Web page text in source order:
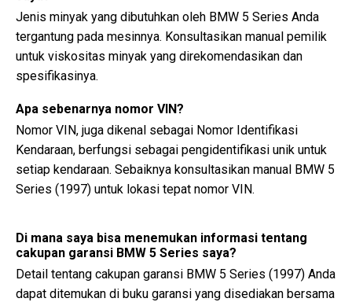
Jenis minyak yang dibutuhkan oleh BMW 5 Series Anda
tergantung pada mesinnya. Konsultasikan manual pemilik
untuk viskositas minyak yang direkomendasikan dan
spesifikasinya.
Apa sebenarnya nomor VIN?
Nomor VIN, juga dikenal sebagai Nomor Identifikasi
Kendaraan, berfungsi sebagai pengidentifikasi unik untuk
setiap kendaraan. Sebaiknya konsultasikan manual BMW 5
Series (1997) untuk lokasi tepat nomor VIN.
Di mana saya bisa menemukan informasi tentang
cakupan garansi BMW 5 Series saya?
Detail tentang cakupan garansi BMW 5 Series (1997) Anda
dapat ditemukan di buku garansi yang disediakan bersama